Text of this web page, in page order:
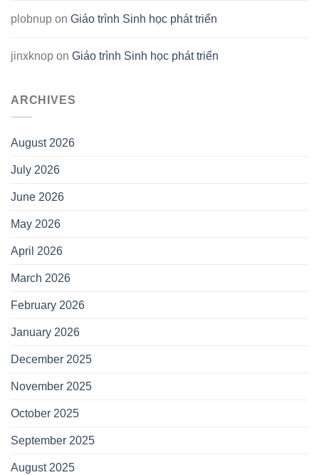
plobnup on Giáo trình Sinh học phát triển
jinxknop on Giáo trình Sinh học phát triển
ARCHIVES
August 2026
July 2026
June 2026
May 2026
April 2026
March 2026
February 2026
January 2026
December 2025
November 2025
October 2025
September 2025
August 2025